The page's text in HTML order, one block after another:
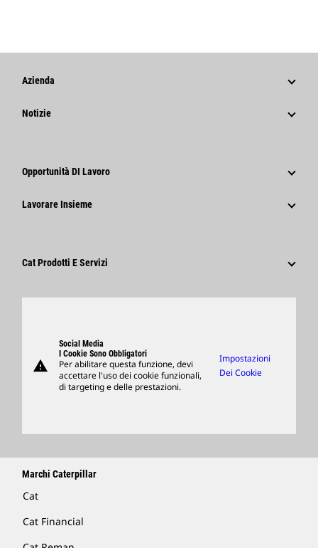
Azienda
Strategia
Codice Di Condotta
Innovazione
Notizie
Comunicati Stampa Aziendali
Opportunità DI Lavoro
Perché Caterpillar?
Lavorare Insieme
Fornitori
Cat Prodotti E Servizi
Support
Merchandising
Trova Un Dealer
warning
Social Media
I Cookie Sono Obbligatori
Per abilitare questa funzione, devi
accettare l'uso dei cookie funzionali,
di targeting e delle prestazioni.
Impostazioni
Dei Cookie
Marchi Caterpillar
Cat
Cat Financial